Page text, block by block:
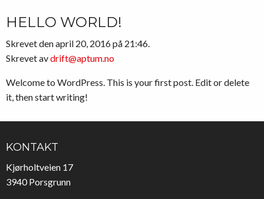
HELLO WORLD!
Skrevet den april 20, 2016 på 21:46.
Skrevet avdrift@aptum.no
Welcome to WordPress. This is your first post. Edit or delete
it, then start writing!
KONTAKT
Kjørholtveien 17
3940 Porsgrunn